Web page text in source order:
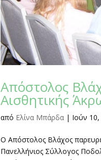
Απόστολος
Αισθητικής
από Ελίνα Μπάρδα | Ιούν
Ο Απόστολος Βλάχος
Πανελλήνιος Σύλλογος